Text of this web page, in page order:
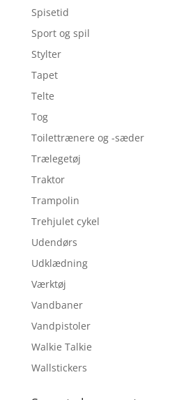
Spisetid
Sport og spil
Stylter
Tapet
Telte
Tog
Toilettrænere og -sæder
Trælegetøj
Traktor
Trampolin
Trehjulet cykel
Udendørs
Udklædning
Værktøj
Vandbaner
Vandpistoler
Walkie Talkie
Wallstickers